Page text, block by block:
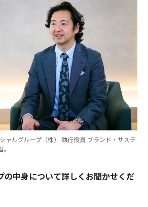
ャルグループ（株） 執行役員 ブランド・サステ
中身について詳しくお聞かせくだ